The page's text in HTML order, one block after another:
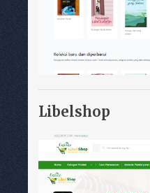
Libelshop